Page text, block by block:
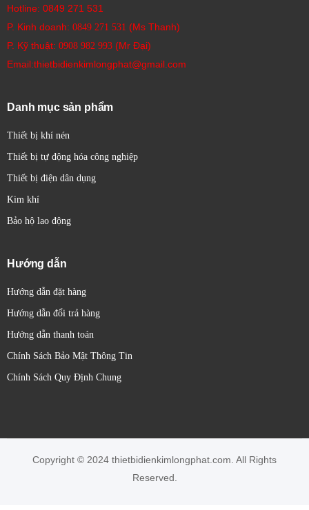
Hotline: 0849 271 531
P. Kinh doanh: 0849 271 531 (Ms Thanh)
P. Kỹ thuật: 0908 982 993​ (Mr Đại)
Email:thietbidienkimlongphat@gmail.com
Danh mục sản phẩm
Thiết bị khí nén
Thiết bị tự động hóa công nghiệp
Thiết bị điện dân dụng
Kim khí
Bảo hộ lao động
Hướng dẫn
Hướng dẫn đặt hàng
Hướng dẫn đổi trả hàng
Hướng dẫn thanh toán
Chính Sách Bảo Mật Thông Tin
Chính Sách Quy Định Chung
Copyright © 2024 thietbidienkimlongphat.com. All Rights
Reserved.